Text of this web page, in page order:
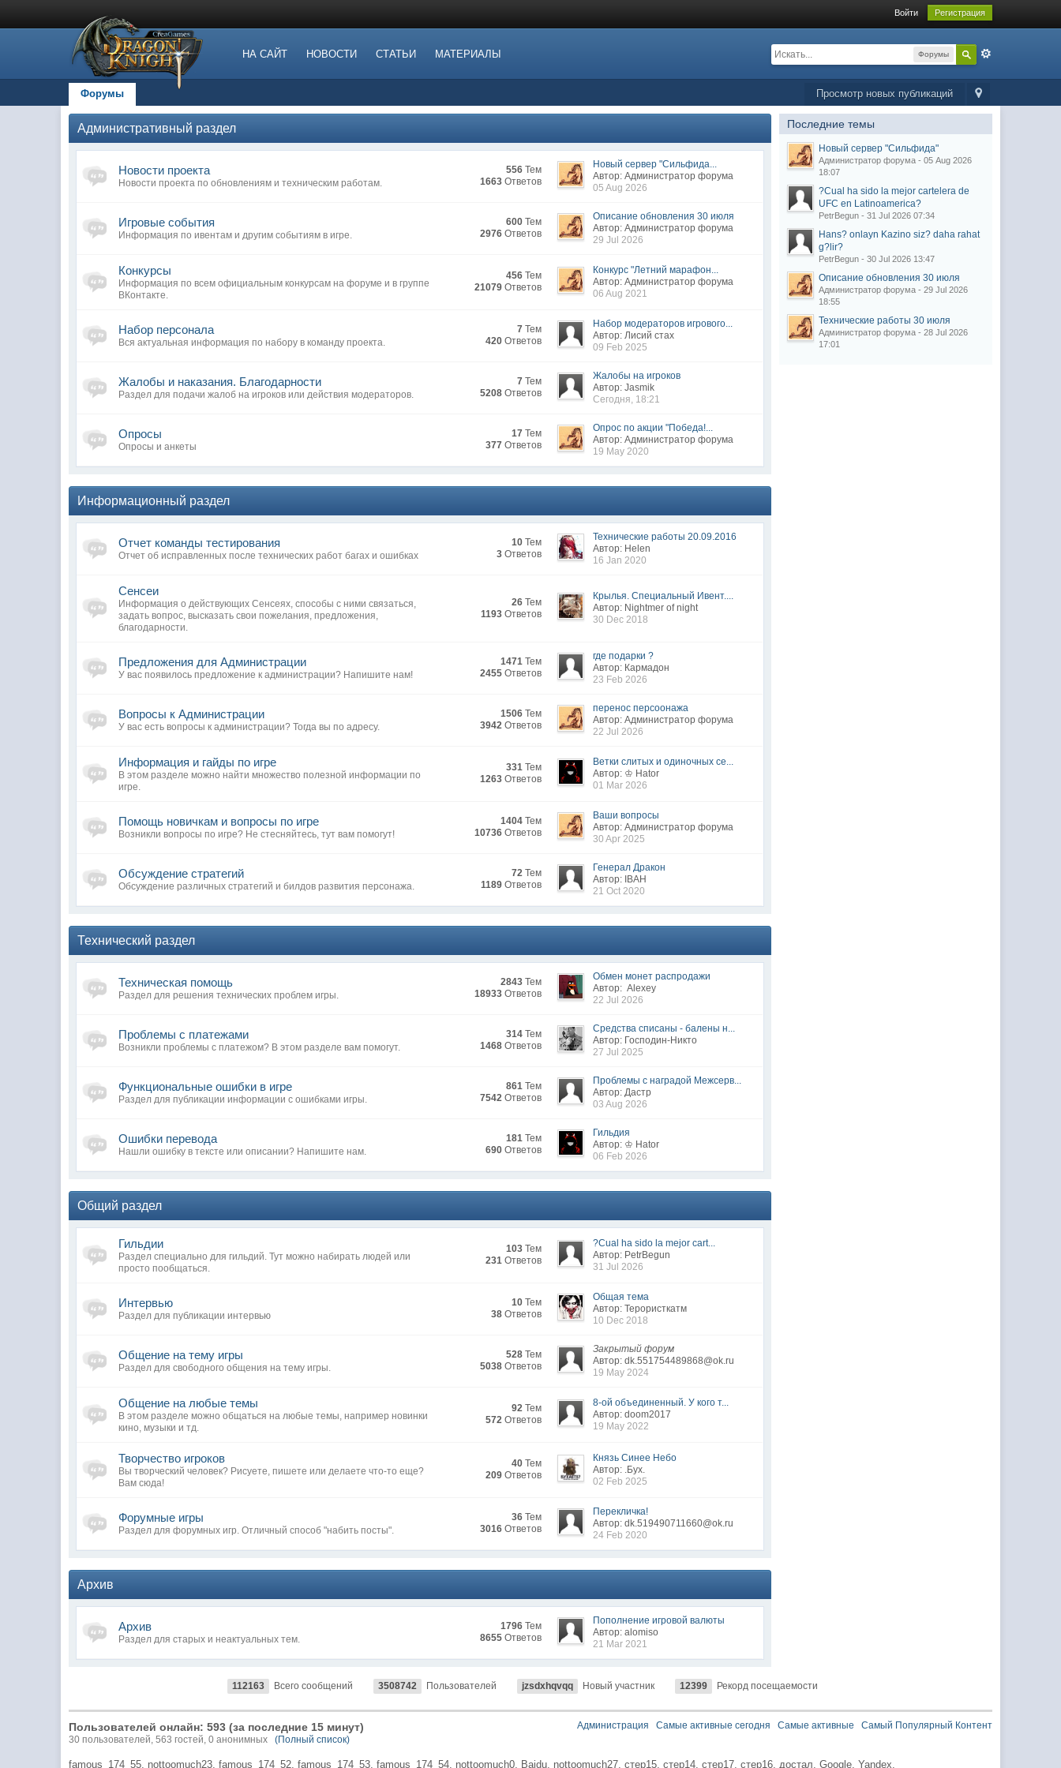
Войти Регистрация
НА САЙТ НОВОСТИ СТАТЬИ МАТЕРИАЛЫ Форумы
Просмотр новых публикаций
Форумы
Административный раздел
Новости проекта
Новости проекта по обновлениям и техническим работам.
556 Тем
1663 Ответов
Новый сервер "Сильфида...
Автор: Администратор форума
05 Aug 2026
Игровые события
Информация по ивентам и другим событиям в игре.
600 Тем
2976 Ответов
Описание обновления 30 июля
Автор: Администратор форума
29 Jul 2026
Конкурсы
Информация по всем официальным конкурсам на форуме и в группе
ВКонтакте.
456 Тем
21079 Ответов
Конкурс "Летний марафон...
Автор: Администратор форума
06 Aug 2021
Набор персонала
Вся актуальная информация по набору в команду проекта.
7 Тем
420 Ответов
Набор модераторов игрового...
Автор: Лисий стах
09 Feb 2025
Жалобы и наказания. Благодарности
Раздел для подачи жалоб на игроков или действия модераторов.
7 Тем
5208 Ответов
Жалобы на игроков
Автор: Jasmik
Сегодня, 18:21
Опросы
Опросы и анкеты
17 Тем
377 Ответов
Опрос по акции "Победа!...
Автор: Администратор форума
19 May 2020
Информационный раздел
Отчет команды тестирования
Отчет об исправленных после технических работ багах и ошибках
10 Тем
3 Ответов
Технические работы 20.09.2016
Автор: Нelen
16 Jan 2020
Сенсеи
Информация о действующих Сенсеях, способы с ними связаться,
задать вопрос, высказать свои пожелания, предложения,
благодарности.
26 Тем
1193 Ответов
Крылья. Специальный Ивент....
Автор: Nightmer of night
30 Dec 2018
Предложения для Администрации
У вас появилось предложение к администрации? Напишите нам!
1471 Тем
2455 Ответов
где подарки ?
Автор: Кармадон
23 Feb 2026
Вопросы к Администрации
У вас есть вопросы к администрации? Тогда вы по адресу.
1506 Тем
3942 Ответов
перенос персоонажа
Автор: Администратор форума
22 Jul 2026
Информация и гайды по игре
В этом разделе можно найти множество полезной информации по
игре.
331 Тем
1263 Ответов
Ветки слитых и одиночных се...
Автор: ♔ Hator
01 Mar 2026
Помощь новичкам и вопросы по игре
Возникли вопросы по игре? Не стесняйтесь, тут вам помогут!
1404 Тем
10736 Ответов
Ваши вопросы
Автор: Администратор форума
30 Apr 2025
Обсуждение стратегий
Обсуждение различных стратегий и билдов развития персонажа.
72 Тем
1189 Ответов
Генерал Дракон
Автор: IВAH
21 Oct 2020
Технический раздел
Техническая помощь
Раздел для решения технических проблем игры.
2843 Тем
18933 Ответов
Обмен монет распродажи
Автор: Alexey
22 Jul 2026
Проблемы с платежами
Возникли проблемы с платежом? В этом разделе вам помогут.
314 Тем
1468 Ответов
Средства списаны - балены н...
Автор: Господин-Никто
27 Jul 2025
Функциональные ошибки в игре
Раздел для публикации информации с ошибками игры.
861 Тем
7542 Ответов
Проблемы с наградой Межсерв...
Автор: Дастр
03 Aug 2026
Ошибки перевода
Нашли ошибку в тексте или описании? Напишите нам.
181 Тем
690 Ответов
Гильдия
Автор: ♔ Hator
06 Feb 2026
Общий раздел
Гильдии
Раздел специально для гильдий. Тут можно набирать людей или
просто пообщаться.
103 Тем
231 Ответов
?Cual ha sido la mejor cart...
Автор: PetrBegun
31 Jul 2026
Интервью
Раздел для публикации интервью
10 Тем
38 Ответов
Общая тема
Автор: Терористкатм
10 Dec 2018
Общение на тему игры
Раздел для свободного общения на тему игры.
528 Тем
5038 Ответов
Закрытый форум
Автор: dk.551754489868@ok.ru
19 May 2024
Общение на любые темы
В этом разделе можно общаться на любые темы, например новинки
кино, музыки и тд.
92 Тем
572 Ответов
8-ой объединенный. У кого т...
Автор: doom2017
19 May 2022
Творчество игроков
Вы творческий человек? Рисуете, пишете или делаете что-то еще?
Вам сюда!
40 Тем
209 Ответов
Князь Синее Небо
Автор: .Бyx.
02 Feb 2025
Форумные игры
Раздел для форумных игр. Отличный способ "набить посты".
36 Тем
3016 Ответов
Перекличка!
Автор: dk.519490711660@ok.ru
24 Feb 2020
Архив
Архив
Раздел для старых и неактуальных тем.
1796 Тем
8655 Ответов
Пополнение игровой валюты
Автор: alomiso
21 Mar 2021
Последние темы
Новый сервер "Сильфида"
Администратор форума - 05 Aug 2026
18:07
?Cual ha sido la mejor cartelera de
UFC en Latinoamerica?
PetrBegun - 31 Jul 2026 07:34
Hans? onlayn Kazino siz? daha rahat
g?lir?
PetrBegun - 30 Jul 2026 13:47
Описание обновления 30 июля
Администратор форума - 29 Jul 2026
18:55
Технические работы 30 июля
Администратор форума - 28 Jul 2026
17:01
112163 Всего сообщений 3508742 Пользователей jzsdxhqvqq Новый участник 12399 Рекорд посещаемости
Администрация Самые активные сегодня Самые активные Самый Популярный Контент
Пользователей онлайн: 593 (за последние 15 минут)
30 пользователей, 563 гостей, 0 анонимных(Полный список)
famous_174_55, nottoomuch23, famous_174_52, famous_174_53, famous_174_54, nottoomuch0, Baidu, nottoomuch27, стер15, стер14, стер17, стер16, достал, Google, Yandex,